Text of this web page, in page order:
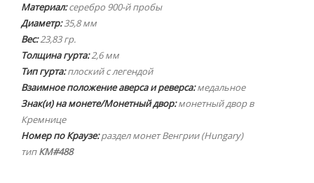
Материал:серебро 900-й пробы
Диаметр:35,8 мм
Вес:23,83 гр.
Толщина гурта:2,6 мм
Тип гурта:плоский с легендой
Взаимное положение аверса и реверса:медальное
Знак(и) на монете/Монетный двор:монетный двор в
Кремнице
Номер по Краузе:раздел монет Венгрии (Hungary)
типКМ#488